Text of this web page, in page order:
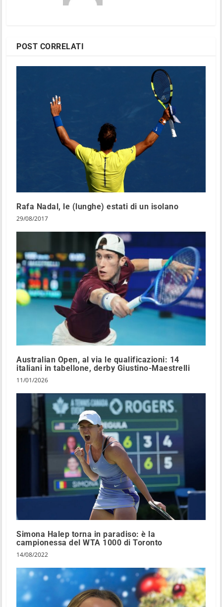
POST CORRELATI
Rafa Nadal, le (lunghe) estati di un isolano
29/08/2017
Australian Open, al via le qualificazioni: 14
italiani in tabellone, derby Giustino-Maestrelli
11/01/2026
Simona Halep torna in paradiso: è la
campionessa del WTA 1000 di Toronto
14/08/2022